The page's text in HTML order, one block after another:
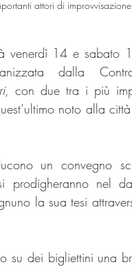
attori di
venerdì 14 e
dalla
, con due tra i più
noto alla
un convegno
prodigheranno nel
la sua tesi
su dei bigliettini una